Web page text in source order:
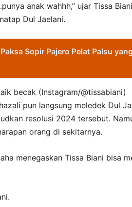
anak wahhh,” ujar Tissa
Dul Jaelani.
Sopir Pajero Pelat Palsu
becak (Instagram/@tissabiani)
pun langsung meledek Dul
resolusi 2024 tersebut.
orang di sekitarnya.
menegaskan Tissa Biani bisa